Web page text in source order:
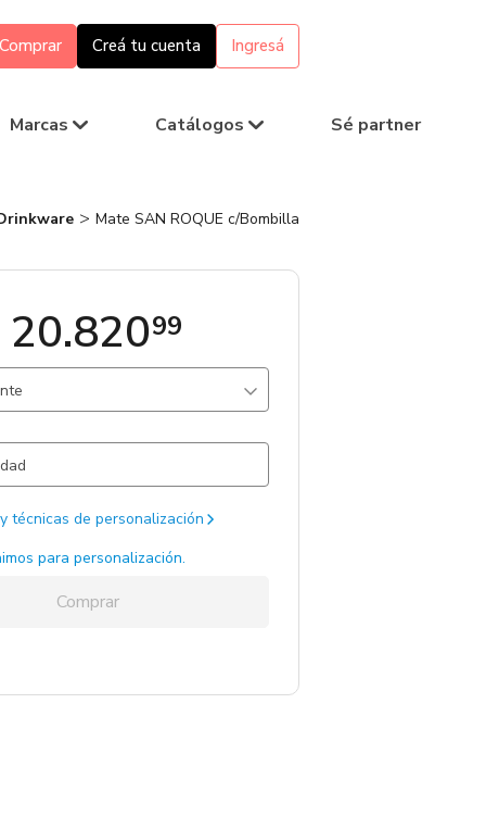
Comprar Creá tu cuenta Ingresá
Marcas Catálogos Sé partner
Mate SAN ROQUE c/Bombilla
99
/ Gris Oscuro / Acero 2864 un.
/ Acero 1808 un.
/ Acero
técnicas de personalización
para personalización.
Comprar